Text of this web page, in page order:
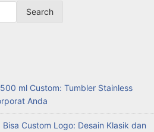
Search
ml Custom: Tumbler Stainless
Anda
Custom Logo: Desain Klasik dan